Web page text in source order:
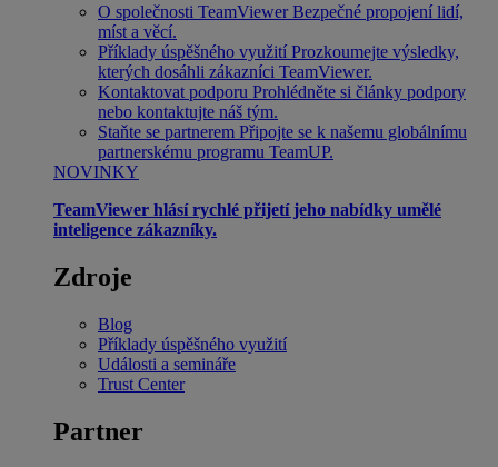
O společnosti TeamViewer Bezpečné propojení lidí,
míst a věcí.
Příklady úspěšného využití Prozkoumejte výsledky,
kterých dosáhli zákazníci TeamViewer.
Kontaktovat podporu Prohlédněte si články podpory
nebo kontaktujte náš tým.
Staňte se partnerem Připojte se k našemu globálnímu
partnerskému programu TeamUP.
NOVINKY
TeamViewer hlásí rychlé přijetí jeho nabídky umělé
inteligence zákazníky.
Zdroje
Blog
Příklady úspěšného využití
Události a semináře
Trust Center
Partner